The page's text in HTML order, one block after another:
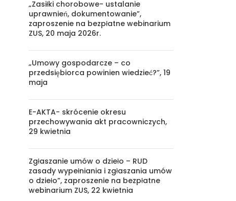
„Zasiłki chorobowe- ustalanie
uprawnień, dokumentowanie”,
zaproszenie na bezpłatne webinarium
ZUS, 20 maja 2026r.
„Umowy gospodarcze – co
przedsiębiorca powinien wiedzieć?”, 19
maja
E-AKTA- skrócenie okresu
przechowywania akt pracowniczych,
29 kwietnia
Zgłaszanie umów o dzieło – RUD
zasady wypełniania i zgłaszania umów
o dzieło”, zaproszenie na bezpłatne
webinarium ZUS, 22 kwietnia